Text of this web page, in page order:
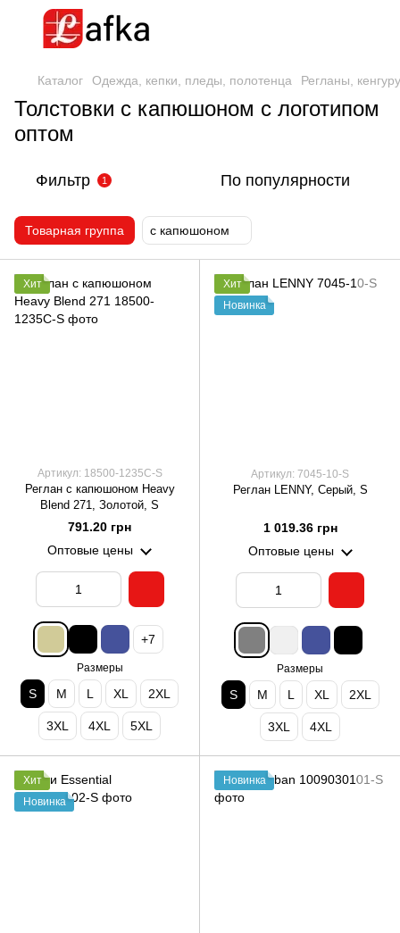
Каталог Одежда, кепки, пледы, полотенца Регланы,
Толстовки с капюшоном с логотипом
оптом
Фильтр 1 По популярности
Товарная группа с капюшоном
Хит
Артикул: 18500-1235C-S
Реглан c капюшоном Heavy
Blend 271, Золотой, S
791.20 грн
Оптовые цены
+7
Размеры
S M L XL 2XL
3XL 4XL 5XL
Хит
Новинка
Артикул: 7045-10-S
Реглан LENNY, Серый, S
1 019.36 грн
Оптовые цены
Размеры
S M L XL 2XL
3XL 4XL
Хит
Новинка
Новинка